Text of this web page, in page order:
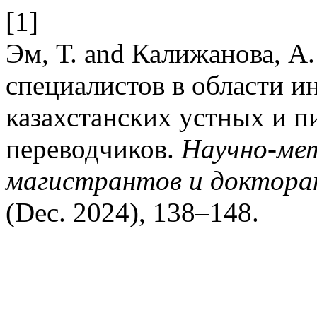
[1]
Эм, Т. and Калижанова,
специалистов в области
казахстанских устных и
переводчиков. Научно-
магистрантов и
(Dec. 2024), 138–148.